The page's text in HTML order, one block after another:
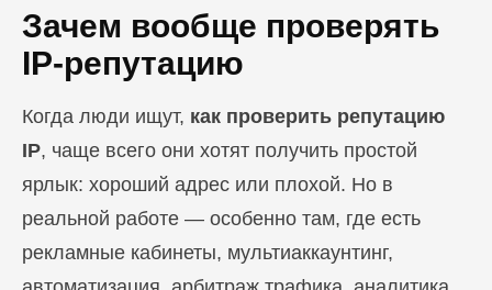
Зачем вообще проверять
IP-репутацию
Когда люди ищут, как проверить репутацию
IP, чаще всего они хотят получить простой
ярлык: хороший адрес или плохой. Но в
реальной работе — особенно там, где есть
рекламные кабинеты, мультиаккаунтинг,